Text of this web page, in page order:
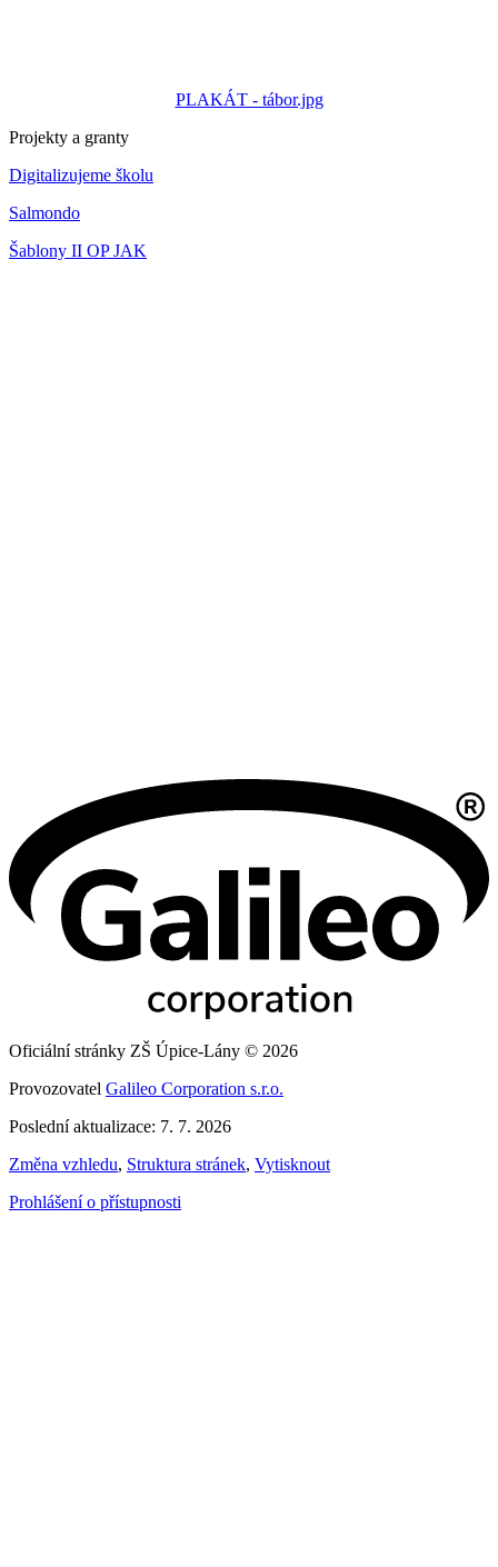
PLAKÁT - tábor.jpg
Projekty a granty
Digitalizujeme školu
Salmondo
Šablony II OP JAK
Oficiální stránky ZŠ Úpice-Lány © 2026
Provozovatel Galileo Corporation s.r.o.
Poslední aktualizace: 7. 7. 2026
Změna vzhledu, Struktura stránek, Vytisknout
Prohlášení o přístupnosti